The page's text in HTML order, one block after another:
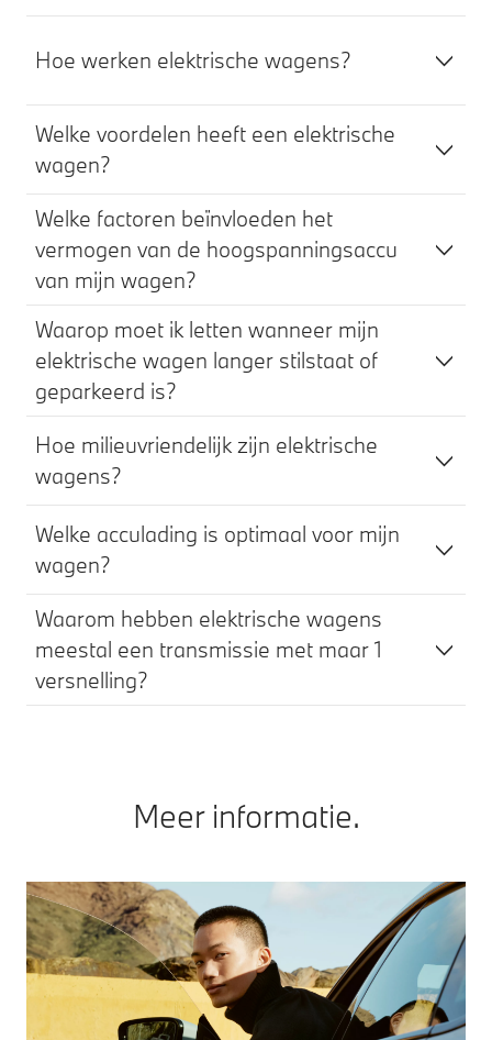
Hoe werken elektrische wagens?
Welke voordelen heeft een elektrische
wagen?
Welke factoren beïnvloeden het
vermogen van de hoogspanningsaccu
van mijn wagen?
Waarop moet ik letten wanneer mijn
elektrische wagen langer stilstaat of
geparkeerd is?
Hoe milieuvriendelijk zijn elektrische
wagens?
Welke acculading is optimaal voor mijn
wagen?
Waarom hebben elektrische wagens
meestal een transmissie met maar 1
versnelling?
Meer informatie.